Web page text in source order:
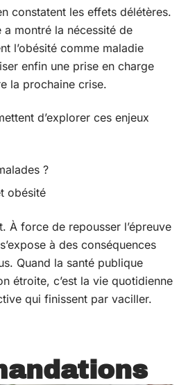
constatent les effets délétères.
a montré la nécessité de
l’obésité comme maladie
enfin une prise en charge
la prochaine crise.
d’explorer ces enjeux
?
obésité
À force de repousser l’épreuve
à des conséquences
Quand la santé publique
étroite, c’est la vie quotidienne
qui finissent par vaciller.